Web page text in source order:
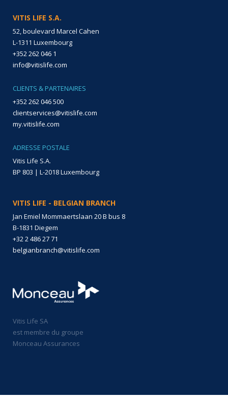
VITIS LIFE S.A.
52, boulevard Marcel Cahen
L-1311 Luxembourg
+352 262 046 1
info@vitislife.com
CLIENTS & PARTENAIRES
+352 262 046 500
clientservices@vitislife.com
my.vitislife.com
ADRESSE POSTALE
Vitis Life S.A.
BP 803 | L-2018 Luxembourg
VITIS LIFE - BELGIAN BRANCH
Jan Emiel Mommaertslaan 20 B bus 8
B-1831 Diegem
+32 2 486 27 71
belgianbranch@vitislife.com
Vitis Life SA
est membre du groupe
Monceau Assurances